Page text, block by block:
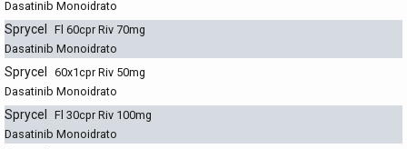
Dasatinib Monoidrato
Sprycel
Fl 60cpr Riv 70mg
Dasatinib Monoidrato
Sprycel
60x1cpr Riv 50mg
Dasatinib Monoidrato
Sprycel
Fl 30cpr Riv 100mg
Dasatinib Monoidrato